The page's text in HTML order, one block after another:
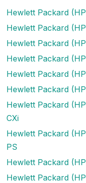
Hewlett Packard
Hewlett Packard
Hewlett Packard
Hewlett Packard
Hewlett Packard
Hewlett Packard
Hewlett Packard
CXi
Hewlett Packard
PS
Hewlett Packard
Hewlett Packard